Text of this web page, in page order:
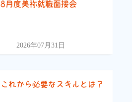
8月度美祢就職面接会
2026年07月31日
これから必要なスキルとは？